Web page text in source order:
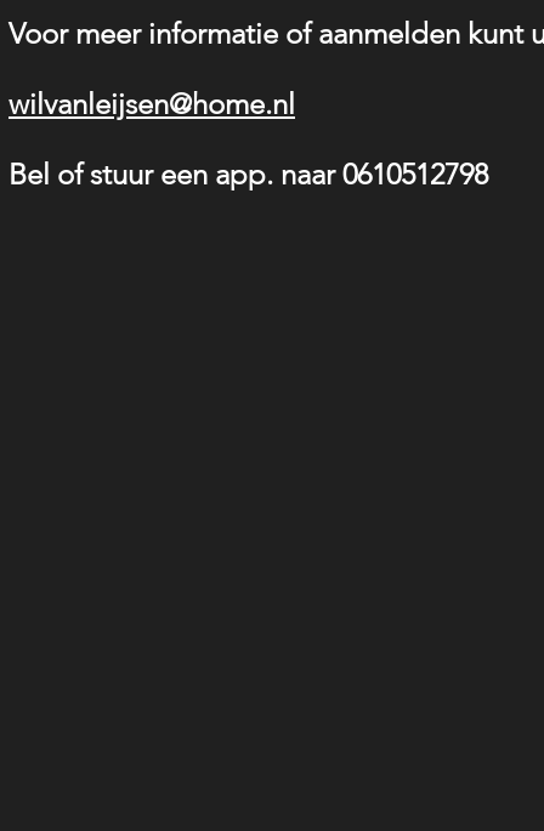
Voor meer informatie of aanmelden kunt
wilvanleijsen@home.nl
Bel of stuur een app. naar 0610512798